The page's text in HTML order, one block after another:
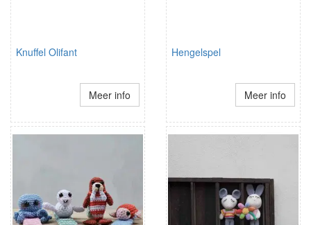
Knuffel Olifant
Meer info
Hengelspel
Meer info